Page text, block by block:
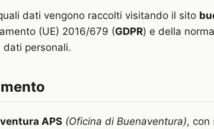
dati vengono raccolti visitando il sito
(UE) 2016/679 (GDPR) e della
personali.
APS (Oficina di Buenaventura), con